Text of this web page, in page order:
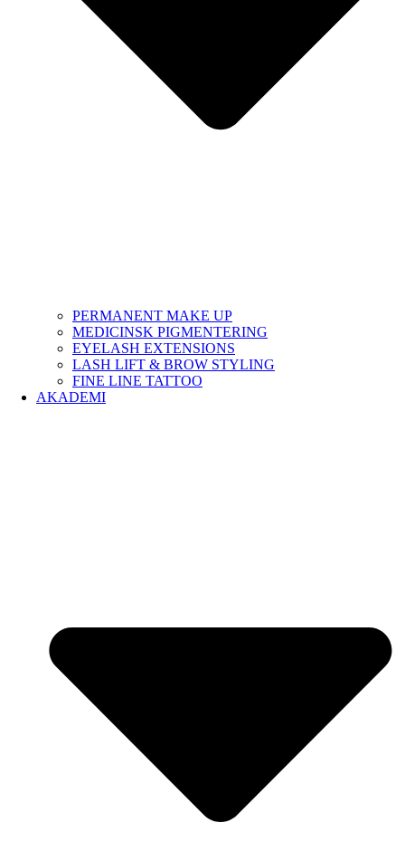
PERMANENT MAKE UP
MEDICINSK PIGMENTERING
EYELASH EXTENSIONS
LASH LIFT & BROW STYLING
FINE LINE TATTOO
AKADEMI